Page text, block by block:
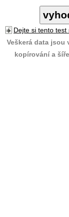
Dejte si tento
Veškerá data
kopírování a